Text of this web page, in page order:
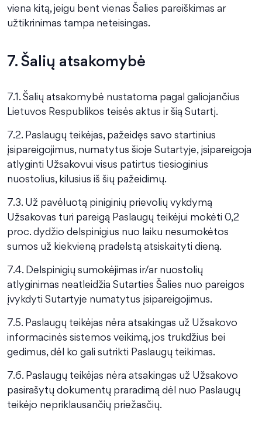
viena kitą, jeigu bent vienas Šalies pareiškimas ar
užtikrinimas tampa neteisingas.
7. Šalių atsakomybė
7.1. Šalių atsakomybė nustatoma pagal galiojančius
Lietuvos Respublikos teisės aktus ir šią Sutartį.
7.2. Paslaugų teikėjas, pažeidęs savo startinius
įsipareigojimus, numatytus šioje Sutartyje, įsipareigoja
atlyginti Užsakovui visus patirtus tiesioginius
nuostolius, kilusius iš šių pažeidimų.
7.3. Už pavėluotą piniginių prievolių vykdymą
Užsakovas turi pareigą Paslaugų teikėjui mokėti 0,2
proc. dydžio delspinigius nuo laiku nesumokėtos
sumos už kiekvieną pradelstą atsiskaityti dieną.
7.4. Delspinigių sumokėjimas ir/ar nuostolių
atlyginimas neatleidžia Sutarties Šalies nuo pareigos
įvykdyti Sutartyje numatytus įsipareigojimus.
7.5. Paslaugų teikėjas nėra atsakingas už Užsakovo
informacinės sistemos veikimą, jos trukdžius bei
gedimus, dėl ko gali sutrikti Paslaugų teikimas.
7.6. Paslaugų teikėjas nėra atsakingas už Užsakovo
pasirašytų dokumentų praradimą dėl nuo Paslaugų
teikėjo nepriklausančių priežasčių.